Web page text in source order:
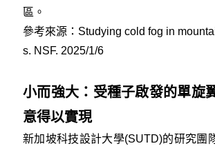
區。
參考來源： Studying cold fog in
s. NSF. 2025/1/6
小而強大：受種子啟發的單旋
意得以實現
新加坡科技設計大學(SUTD)的研究團